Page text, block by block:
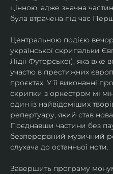
цінною, адже значна
була втрачена під час
Центральною подією
української скрипальки
Лідії Футорської), яка вже
участю в престижних
проєктах. У її виконанні
скрипки з оркестром мі
один із найвідоміших
репертуару, який став
Поєднавши частини без
безперервний музичний
слухача до останньої ноти.
Завершить програму